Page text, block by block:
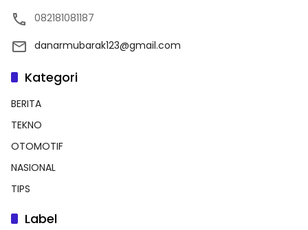
082181081187
danarmubarak123@gmail.com
Kategori
BERITA
TEKNO
OTOMOTIF
NASIONAL
TIPS
Label